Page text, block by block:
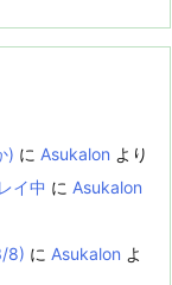
) に Asukalon より
イ中 に Asukalon
8) に Asukalon よ